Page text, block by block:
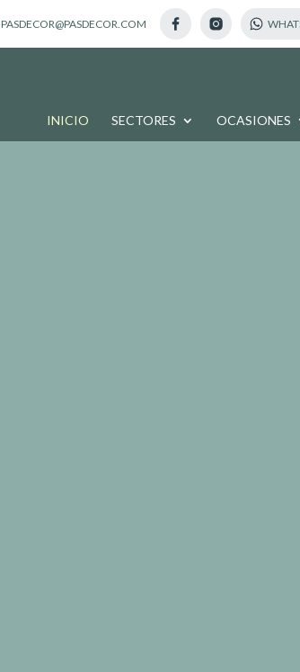
PASDECOR@PASDECOR.COM
INICIO SECTORES OCASIONES